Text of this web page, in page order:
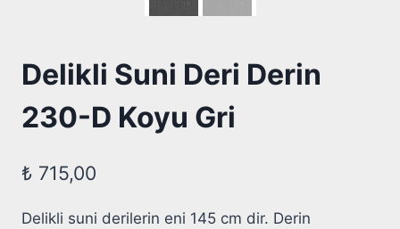
Delikli Suni Deri Derin
230-D Koyu Gri
₺ 715,00
Delikli suni derilerin eni 145 cm dir. Derin